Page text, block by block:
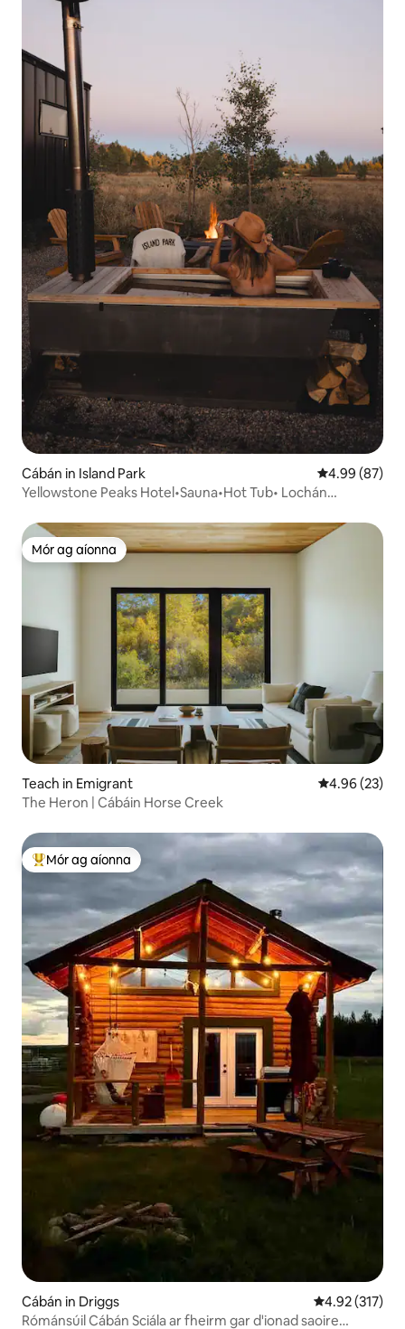
Cábán in Island Park Meánrátáil
4.99 (87)
Yellowstone Peaks Hotel•Sauna•Hot Tub• Lochán
Mór ag aíonna
Mór ag aíonna
Teach in Emigrant Meánrátáil
4.96 (23)
The Heron | Cábáin Horse Creek
An-mhór ag aíonna
Mór ag aíonna
Cábán in Driggs Meánrátáil
4.92 (317)
Rómánsúil Cábán Sciála ar fheirm gar d'ionad saoire